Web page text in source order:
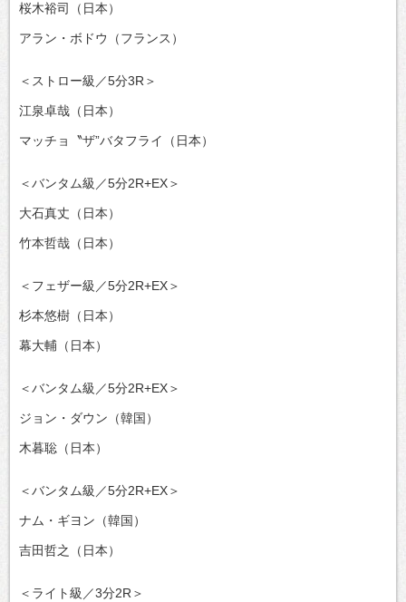
桜木裕司（日本）
アラン・ボドウ（フランス）
＜ストロー級／5分3R＞
江泉卓哉（日本）
マッチョ〝ザ”バタフライ（日本）
＜バンタム級／5分2R+EX＞
大石真丈（日本）
竹本哲哉（日本）
＜フェザー級／5分2R+EX＞
杉本悠樹（日本）
幕大輔（日本）
＜バンタム級／5分2R+EX＞
ジョン・ダウン（韓国）
木暮聡（日本）
＜バンタム級／5分2R+EX＞
ナム・ギヨン（韓国）
吉田哲之（日本）
＜ライト級／3分2R＞